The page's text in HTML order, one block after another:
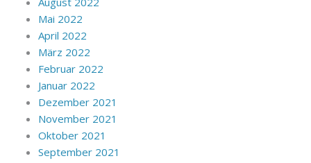
Mai 2022
April 2022
März 2022
Februar 2022
Januar 2022
Dezember 2021
November 2021
Oktober 2021
September 2021